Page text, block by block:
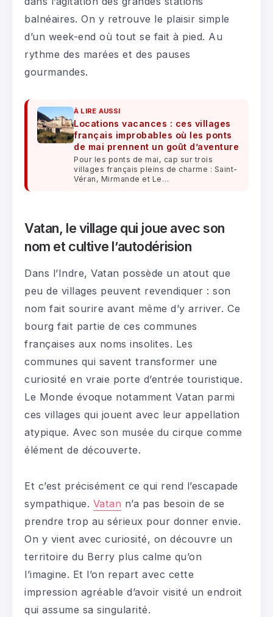
balnéaires. On y retrouve le plaisir simple
d’un week-end où tout se fait à pied. Au
rythme des marées et des pauses
gourmandes.
À LIRE AUSSI
Locations vacances : ces villages
français improbables où les ponts
de mai prennent un goût d’aventure
Pour les ponts de mai, cap sur trois
villages français pleins de charme : Saint-
Véran, Mirmande et Le…
Vatan, le village qui joue avec son
nom et cultive l’autodérision
Dans l’Indre, Vatan possède un atout que
peu de villages peuvent revendiquer : son
nom fait sourire avant même d’y arriver. Ce
bourg fait partie de ces communes
françaises aux noms insolites. Les
communes qui savent transformer une
curiosité en vraie porte d’entrée touristique.
Le Monde évoque notamment Vatan parmi
ces villages qui jouent avec leur appellation
atypique. Avec son musée du cirque comme
élément de découverte.
Et c’est précisément ce qui rend l’escapade
sympathique. Vatan n’a pas besoin de se
prendre trop au sérieux pour donner envie.
On y vient avec curiosité, on découvre un
territoire du Berry plus calme qu’on
l’imagine. Et l’on repart avec cette
impression agréable d’avoir visité un endroit
qui assume sa singularité.